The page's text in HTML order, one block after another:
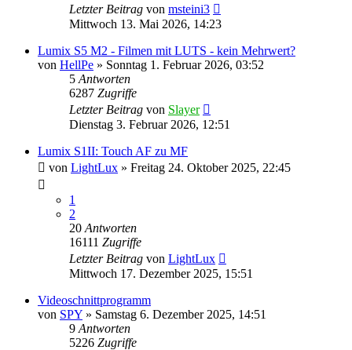
Letzter Beitrag von msteini3
Mittwoch 13. Mai 2026, 14:23
Lumix S5 M2 - Filmen mit LUTS - kein Mehrwert?
von HellPe » Sonntag 1. Februar 2026, 03:52
5 Antworten
6287 Zugriffe
Letzter Beitrag von Slayer
Dienstag 3. Februar 2026, 12:51
Lumix S1II: Touch AF zu MF
von LightLux » Freitag 24. Oktober 2025, 22:45
1
2
20 Antworten
16111 Zugriffe
Letzter Beitrag von LightLux
Mittwoch 17. Dezember 2025, 15:51
Videoschnittprogramm
von SPY » Samstag 6. Dezember 2025, 14:51
9 Antworten
5226 Zugriffe